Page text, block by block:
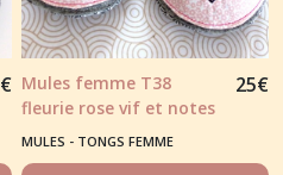
€ Mules femme T38
fleurie rose vif et notes
de noir et gris
25€
MULES - TONGS FEMME